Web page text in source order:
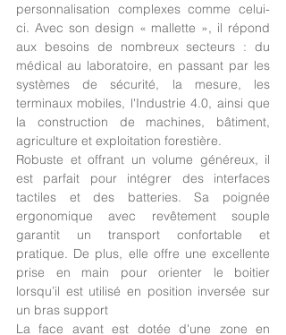
personnalisation complexes comme celui-
ci. Avec son design « mallette », il répond
aux besoins de nombreux secteurs : du
médical au laboratoire, en passant par les
systèmes de sécurité, la mesure, les
terminaux mobiles, l'Industrie 4.0, ainsi que
la construction de machines, bâtiment,
agriculture et exploitation forestière.
Robuste et offrant un volume généreux, il
est parfait pour intégrer des interfaces
tactiles et des batteries. Sa poignée
ergonomique avec revêtement souple
garantit un transport confortable et
pratique. De plus, elle offre une excellente
prise en main pour orienter le boitier
lorsqu’il est utilisé en position inversée sur
un bras support
La face avant est dotée d'une zone en